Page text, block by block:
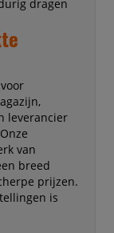
dragen
leverancier
van
breed
prijzen.
is